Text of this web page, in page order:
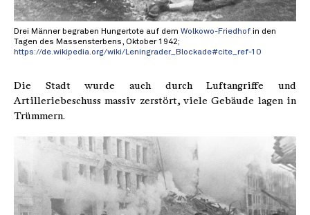
Drei Männer begraben Hungertote auf dem Wolkowo-Friedhof in den
Tagen des Massensterbens, Oktober 1942;
https://de.wikipedia.org/wiki/Leningrader_Blockade#cite_ref-10
Die Stadt wurde auch durch Luftangriffe und
Artilleriebeschuss massiv zerstört, viele Gebäude lagen in
Trümmern.